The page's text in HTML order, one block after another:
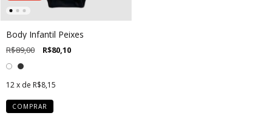
Body Infantil Peixes
R$89,00 R$80,10
12x de R$8,15
COMPRAR